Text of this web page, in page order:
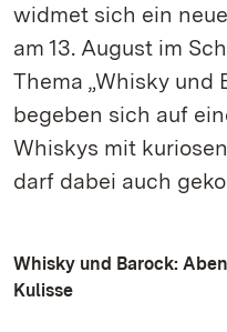
widmet sich ein
am 13. August im
Thema „Whisky und
begeben sich auf
Whiskys mit
darf dabei auch
Whisky und Barock:
Kulisse